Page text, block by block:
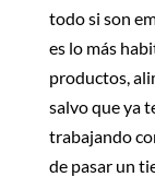
todo si son
es lo más
productos,
salvo que ya
trabajando
de pasar un